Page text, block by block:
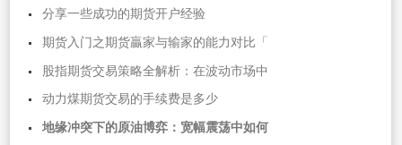
分享一些成功的期货开户经验
期货入门之期货贏家与输家的能力对比「
股指期货交易策略全解析：在波动市场中
动力煤期货交易的手续费是多少
地缘冲突下的原油博弈：宽幅震荡中如何